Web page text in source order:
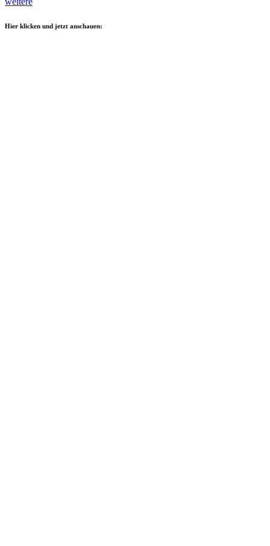
Hier klicken und jetzt anschauen: